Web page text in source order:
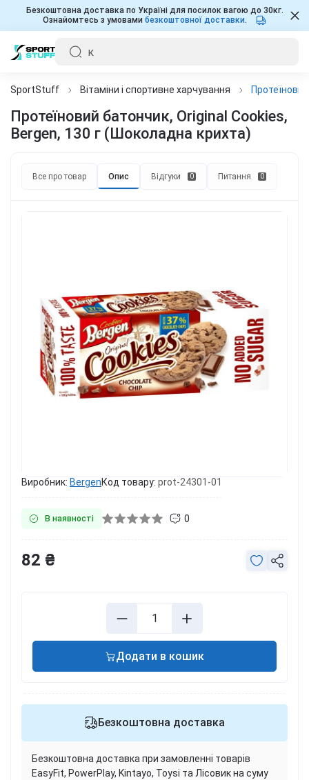
Безкоштовна доставка по Україні для посилок вагою до 30кг.
Ознайомтесь з умовами безкоштовної доставки.
SportStuff Вітаміни і спортивне харчування
Протеїновий батончик, Original Cookies,
Bergen, 130 г (Шоколадна крихта)
Все про товар Опис Відгуки 0 Питання 0
Виробник: BergenКод товару: prot-24301-01
В наявності 0
82 ₴
Додати в кошик
Безкоштовна доставка
Безкоштовна доставка при замовленні товарів
EasyFit, PowerPlay, Kintayo, Toysi та Лісовик на суму